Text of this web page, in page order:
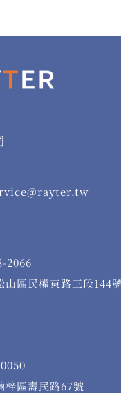
2066
山區民權東路三段144
梓區壽民路67號